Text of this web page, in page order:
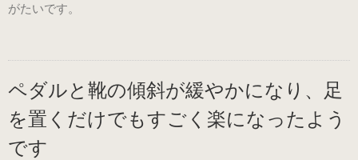
がたいです。
ペダルと靴の傾斜が緩やかになり、足
を置くだけでもすごく楽になったよう
です